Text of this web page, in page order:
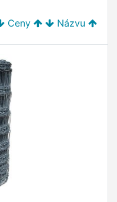
Ceny Názvu